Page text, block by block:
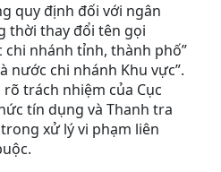
quy định đối với ngân
thời thay đổi tên gọi
chi nhánh tỉnh, thành phố”
nước chi nhánh Khu vực”.
trách nhiệm của Cục
tín dụng và Thanh tra
xử lý vi phạm liên